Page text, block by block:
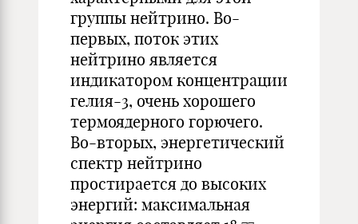
группы нейтрино. Во-
первых, поток этих
нейтрино является
индикатором концентрации
гелия-3, очень хорошего
термоядерного горючего.
Во-вторых, энергетический
спектр нейтрино
простирается до высоких
энергий: максимальная